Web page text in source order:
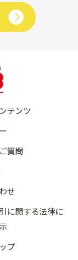
テンツ
質問
せ
に関する法律に
プ